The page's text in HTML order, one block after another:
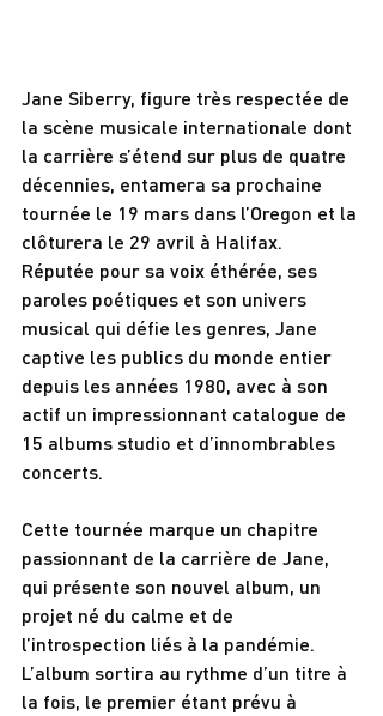
Jane Siberry, figure très respectée de
la scène musicale internationale dont
la carrière s’étend sur plus de quatre
décennies, entamera sa prochaine
tournée le 19 mars dans l’Oregon et la
clôturera le 29 avril à Halifax.
Réputée pour sa voix éthérée, ses
paroles poétiques et son univers
musical qui défie les genres, Jane
captive les publics du monde entier
depuis les années 1980, avec à son
actif un impressionnant catalogue de
15 albums studio et d’innombrables
concerts.
Cette tournée marque un chapitre
passionnant de la carrière de Jane,
qui présente son nouvel album, un
projet né du calme et de
l’introspection liés à la pandémie.
L’album sortira au rythme d’un titre à
la fois, le premier étant prévu à